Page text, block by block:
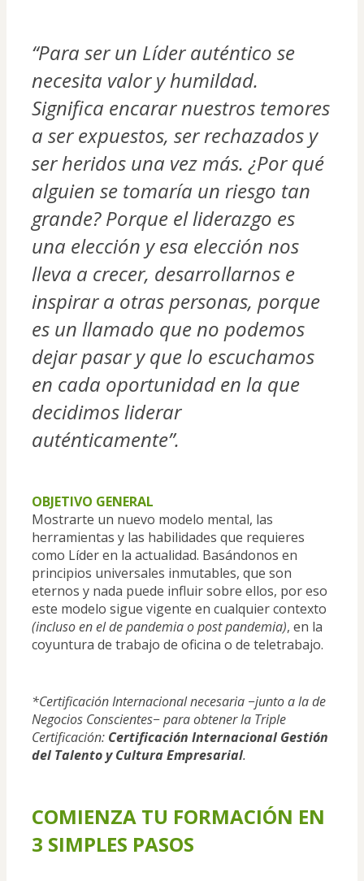
“Para ser un Líder auténtico se
necesita valor y humildad.
Significa encarar nuestros temores
a ser expuestos, ser rechazados y
ser heridos una vez más. ¿Por qué
alguien se tomaría un riesgo tan
grande? Porque el liderazgo es
una elección y esa elección nos
lleva a crecer, desarrollarnos e
inspirar a otras personas, porque
es un llamado que no podemos
dejar pasar y que lo escuchamos
en cada oportunidad en la que
decidimos liderar
auténticamente”.
OBJETIVO GENERAL
Mostrarte un nuevo modelo mental, las
herramientas y las habilidades que requieres
como Líder en la actualidad. Basándonos en
principios universales inmutables, que son
eternos y nada puede influir sobre ellos, por eso
(incluso en el de pandemia o post pandemia), en la
coyuntura de trabajo de oficina o de teletrabajo.
*Certificación Internacional necesaria −junto a la de
Negocios Conscientes− para obtener la Triple
Certificación: Certificación Internacional Gestión
del Talento y Cultura Empresarial.
COMIENZA TU FORMACIÓN EN
3 SIMPLES PASOS